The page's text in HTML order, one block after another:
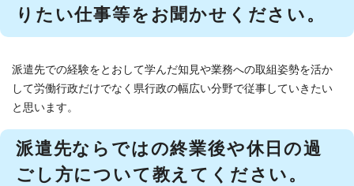
りたい仕事等をお聞かせください。
派遣先での経験をとおして学んだ知見や業務への取組姿勢を活か
して労働行政だけでなく県行政の幅広い分野で従事していきたい
と思います。
派遣先ならではの終業後や休日の過
ごし方について教えてください。